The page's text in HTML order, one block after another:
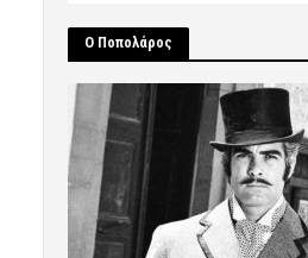
Ο Ποπολάρος